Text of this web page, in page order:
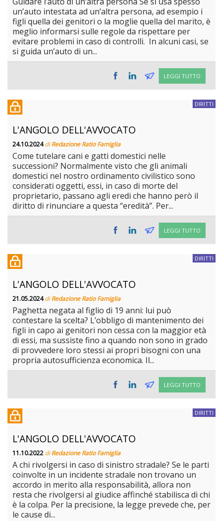
un’auto intestata ad un’altra persona, ad esempio i
figli quella dei genitori o la moglie quella del marito, è
meglio informarsi sulle regole da rispettare per
evitare problemi in caso di controlli. In alcuni casi, se
si guida un’auto di un...
LEGGI TUTTO
DIRITTI
L'ANGOLO DELL'AVVOCATO
24.10.2024diRedazione Ratio Famiglia
Come tutelare cani e gatti domestici nelle
successioni? Normalmente visto che gli animali
domestici nel nostro ordinamento civilistico sono
considerati oggetti, essi, in caso di morte del
proprietario, passano agli eredi che hanno però il
diritto di rinunciare a questa “eredità”. Per...
LEGGI TUTTO
DIRITTI
L'ANGOLO DELL'AVVOCATO
21.05.2024diRedazione Ratio Famiglia
Paghetta negata al figlio di 19 anni: lui può
contestare la scelta? L’obbligo di mantenimento dei
figli in capo ai genitori non cessa con la maggior età
di essi, ma sussiste fino a quando non sono in grado
di provvedere loro stessi ai propri bisogni con una
propria autosufficienza economica. Il...
LEGGI TUTTO
DIRITTI
L'ANGOLO DELL'AVVOCATO
11.10.2022 diRedazione Ratio Famiglia
A chi rivolgersi in caso di sinistro stradale? Se le parti
coinvolte in un incidente stradale non trovano un
accordo in merito alla responsabilità, allora non
resta che rivolgersi al giudice affinché stabilisca di chi
è la colpa. Per la precisione, la legge prevede che, per
le cause di...